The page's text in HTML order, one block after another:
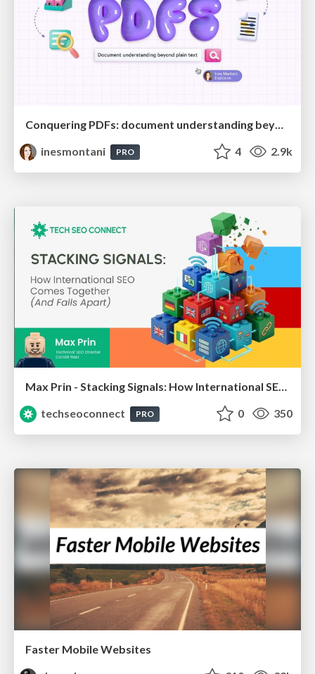
Conquering PDFs: document understanding beyond plain text
inesmontani
PRO 4 2.9k
Max Prin - Stacking Signals: How International SEO Comes Together (And Falls Apart)
techseoconnect
PRO 0 350
Faster Mobile Websites